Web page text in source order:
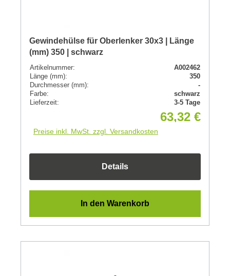
Gewindehülse für Oberlenker 30x3 | Länge
(mm) 350 | schwarz
Artikelnummer:
A002462
Länge (mm):
350
Durchmesser (mm):
-
Farbe:
schwarz
Lieferzeit:
3-5 Tage
63,32 €
Preise inkl. MwSt. zzgl. Versandkosten
Details
In den Warenkorb